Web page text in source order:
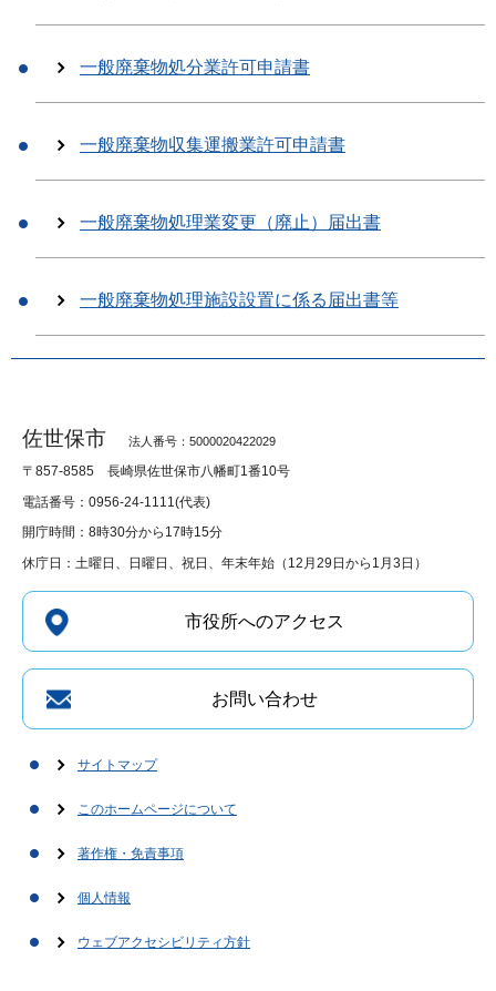
一般廃棄物処分業許可申請書
一般廃棄物収集運搬業許可申請書
一般廃棄物処理業変更（廃止）届出書
一般廃棄物処理施設設置に係る届出書等
佐世保市 法人番号：5000020422029
〒857-8585 長崎県佐世保市八幡町1番10号
電話番号：0956-24-1111(代表)
開庁時間：8時30分から17時15分
休庁日：土曜日、日曜日、祝日、年末年始（12月29日から1月3日）
市役所へのアクセス
お問い合わせ
サイトマップ
このホームページについて
著作権・免責事項
個人情報
ウェブアクセシビリティ方針